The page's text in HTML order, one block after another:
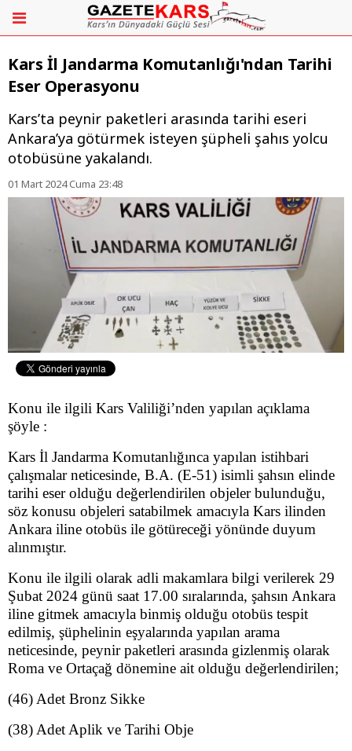
Kars İl Jandarma Komutanlığı'ndan Tarihi
Eser Operasyonu
Kars’ta peynir paketleri arasında tarihi eseri
Ankara’ya götürmek isteyen şüpheli şahıs yolcu
otobüsüne yakalandı.
01 Mart 2024 Cuma 23:48
Konu ile ilgili Kars Valiliği’nden yapılan açıklama
şöyle :
Kars İl Jandarma Komutanlığınca yapılan istihbari
çalışmalar neticesinde, B.A. (E-51) isimli şahsın elinde
tarihi eser olduğu değerlendirilen objeler bulunduğu,
söz konusu objeleri satabilmek amacıyla Kars ilinden
Ankara iline otobüs ile götüreceği yönünde duyum
alınmıştır.
Konu ile ilgili olarak adli makamlara bilgi verilerek 29
Şubat 2024 günü saat 17.00 sıralarında, şahsın Ankara
iline gitmek amacıyla binmiş olduğu otobüs tespit
edilmiş, şüphelinin eşyalarında yapılan arama
neticesinde, peynir paketleri arasında gizlenmiş olarak
Roma ve Ortaçağ dönemine ait olduğu değerlendirilen;
(46) Adet Bronz Sikke
(38) Adet Aplik ve Tarihi Obje